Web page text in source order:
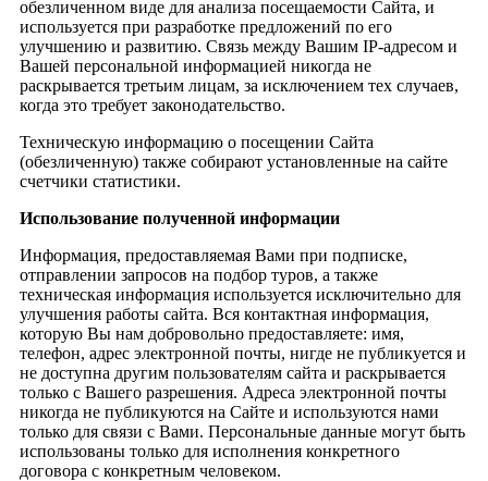
обезличенном виде для анализа посещаемости Сайта, и
используется при разработке предложений по его
улучшению и развитию. Связь между Вашим IP-адресом и
Вашей персональной информацией никогда не
раскрывается третьим лицам, за исключением тех случаев,
когда это требует законодательство.
Техническую информацию о посещении Сайта
(обезличенную) также собирают установленные на сайте
счетчики статистики.
Использование полученной информации
Информация, предоставляемая Вами при подписке,
отправлении запросов на подбор туров, а также
техническая информация используется исключительно для
улучшения работы сайта. Вся контактная информация,
которую Вы нам добровольно предоставляете: имя,
телефон, адрес электронной почты, нигде не публикуется и
не доступна другим пользователям сайта и раскрывается
только с Вашего разрешения. Адреса электронной почты
никогда не публикуются на Сайте и используются нами
только для связи с Вами. Персональные данные могут быть
использованы только для исполнения конкретного
договора с конкретным человеком.